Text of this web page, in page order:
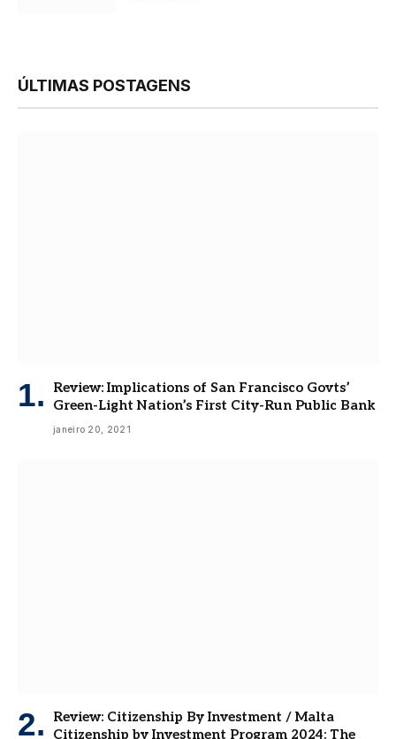
ÚLTIMAS POSTAGENS
Review: Implications of San Francisco Govts’
Green-Light Nation’s First City-Run Public Bank
janeiro 20, 2021
Review: Citizenship By Investment / Malta
Citizenship by Investment Program 2024: The